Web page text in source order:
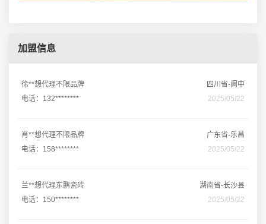
加盟信息
徐**想代理不限品牌
四川省-阆中
电话：132********
2025/05/22
肖**想代理不限品牌
广东省-乐昌
电话：158********
2025/05/22
兰**想代理东鹏瓷砖
湖南省-长沙县
电话：150********
2025/05/22